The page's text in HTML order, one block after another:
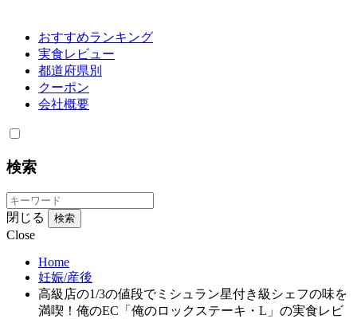
おすすめランキング
実食レビュー
都道府県別
クーポン
会社概要
検索
閉じる 検索
Close
Home
妊娠/産後
高級店の1/3の値段でミシュラン星付き級シェフの味を
満喫！俺のEC「俺のロックステーキ・L」の実食レビ